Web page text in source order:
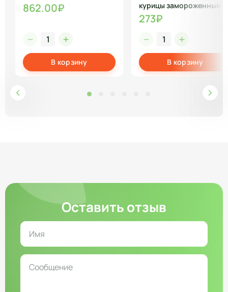
862.00₽
В корзину
курицы замороженные
273₽
В корзину
Оставить отзыв